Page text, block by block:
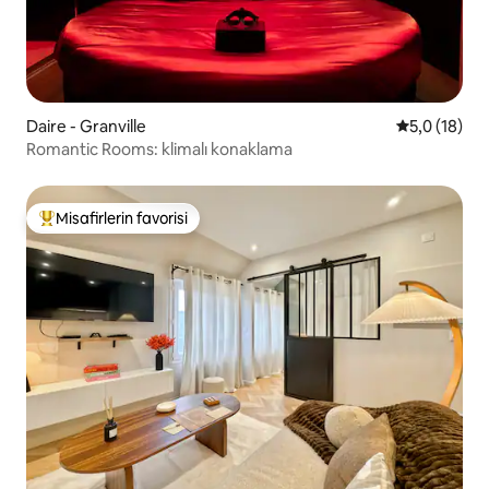
Daire - Granville 55,0 (18)
Romantic Rooms: klimalı konaklama
Misafirlerin favorilerinden en beğenilenler arasında
Misafirlerin favorisi